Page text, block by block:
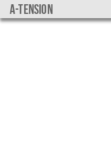
a-tension